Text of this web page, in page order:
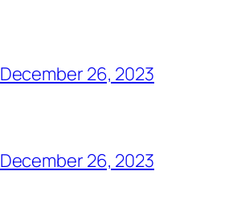
December 26, 2023
December 26, 2023